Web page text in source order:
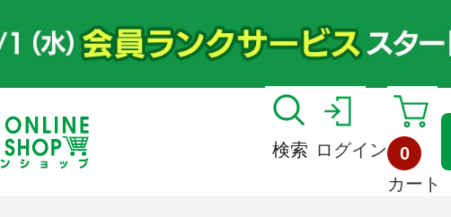
検索 ログイン
0
カート